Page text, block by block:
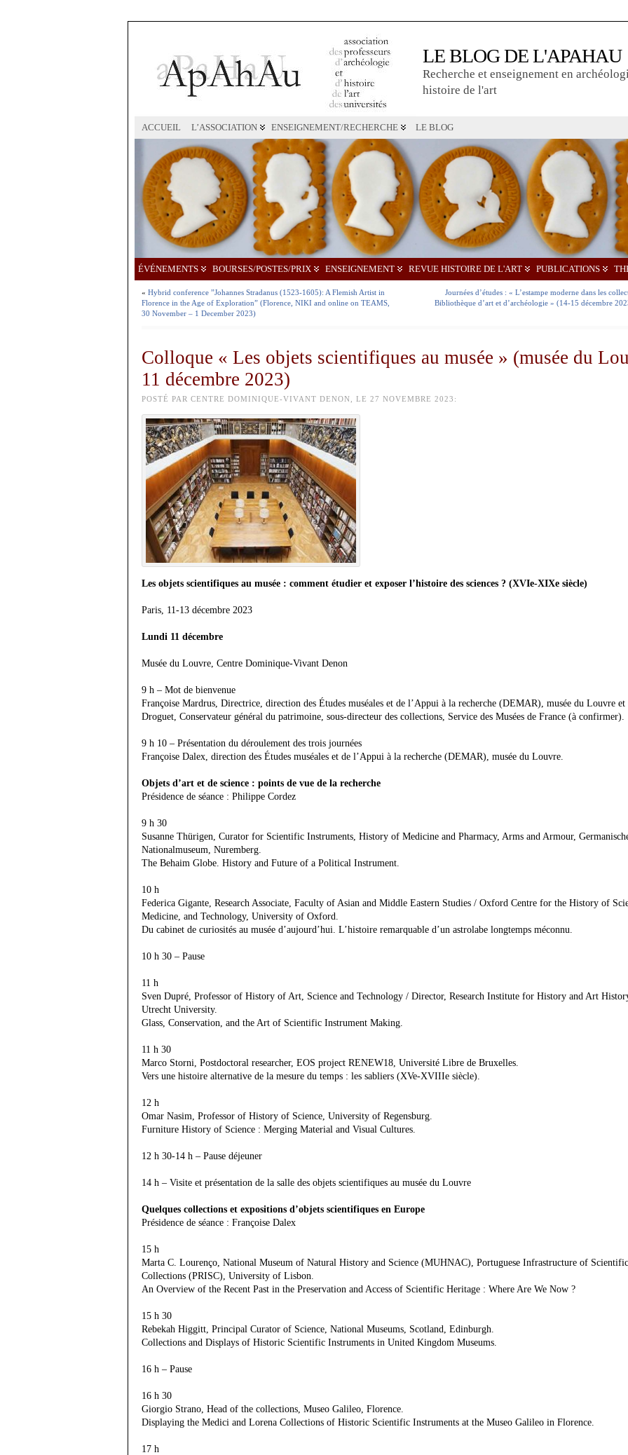
LE BLOG DE L'APAHAU
Recherche et enseignement en
histoire de l'art
ACCUEIL L’ASSOCIATION ENSEIGNEMENT/RECHERCHE LE BLOG
ÉVÉNEMENTS BOURSES/POSTES/PRIX ENSEIGNEMENT REVUE HISTOIRE DE L'ART PUBLICATIONS
« Hybrid conference ”Johannes Stradanus (1523-1605): A Flemish Artist in
Florence in the Age of Exploration” (Florence, NIKI and online on TEAMS,
30 November – 1 December 2023)
Journées d’études : « L’estampe moderne dans les
Bibliothèque d’art et d’archéologie » (14-15 décembre
Colloque « Les objets scientifiques au musée » (musée du
11 décembre 2023)
POSTÉ PAR CENTRE DOMINIQUE-VIVANT DENON, LE 27 NOVEMBRE 2023:
Les objets scientifiques au musée : comment étudier et exposer l’histoire des sciences ? (XVIe-XIXe siècle)
Paris, 11-13 décembre 2023
Lundi 11 décembre
Musée du Louvre, Centre Dominique-Vivant Denon
9 h – Mot de bienvenue
Françoise Mardrus, Directrice, direction des Études muséales et de l’Appui à la recherche (DEMAR), musée du Louvre et
Droguet, Conservateur général du patrimoine, sous-directeur des collections, Service des Musées de France (à confirmer).
9 h 10 – Présentation du déroulement des trois journées
Françoise Dalex, direction des Études muséales et de l’Appui à la recherche (DEMAR), musée du Louvre.
Objets d’art et de science : points de vue de la recherche
Présidence de séance : Philippe Cordez
9 h 30
Susanne Thürigen, Curator for Scientific Instruments, History of Medicine and Pharmacy, Arms and Armour,
Nationalmuseum, Nuremberg.
The Behaim Globe. History and Future of a Political Instrument.
10 h
Federica Gigante, Research Associate, Faculty of Asian and Middle Eastern Studies / Oxford Centre for the History of
Medicine, and Technology, University of Oxford.
Du cabinet de curiosités au musée d’aujourd’hui. L’histoire remarquable d’un astrolabe longtemps méconnu.
10 h 30 – Pause
11 h
Sven Dupré, Professor of History of Art, Science and Technology / Director, Research Institute for History and Art
Utrecht University.
Glass, Conservation, and the Art of Scientific Instrument Making.
11 h 30
Marco Storni, Postdoctoral researcher, EOS project RENEW18, Université Libre de Bruxelles.
Vers une histoire alternative de la mesure du temps : les sabliers (XVe-XVIIIe siècle).
12 h
Omar Nasim, Professor of History of Science, University of Regensburg.
Furniture History of Science : Merging Material and Visual Cultures.
12 h 30-14 h – Pause déjeuner
14 h – Visite et présentation de la salle des objets scientifiques au musée du Louvre
Quelques collections et expositions d’objets scientifiques en Europe
Présidence de séance : Françoise Dalex
15 h
Marta C. Lourenço, National Museum of Natural History and Science (MUHNAC), Portuguese Infrastructure of Scientific
Collections (PRISC), University of Lisbon.
An Overview of the Recent Past in the Preservation and Access of Scientific Heritage : Where Are We Now ?
15 h 30
Rebekah Higgitt, Principal Curator of Science, National Museums, Scotland, Edinburgh.
Collections and Displays of Historic Scientific Instruments in United Kingdom Museums.
16 h – Pause
16 h 30
Giorgio Strano, Head of the collections, Museo Galileo, Florence.
Displaying the Medici and Lorena Collections of Historic Scientific Instruments at the Museo Galileo in Florence.
17 h